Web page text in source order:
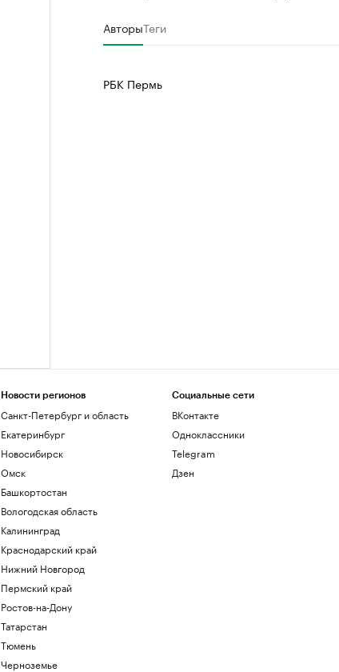
АвторыТеги
РБК Пермь
Новости регионов
Санкт-Петербург и область
Екатеринбург
Новосибирск
Омск
Башкортостан
Вологодская область
Калининград
Краснодарский край
Нижний Новгород
Пермский край
Ростов-на-Дону
Татарстан
Тюмень
Черноземье
Социальные сети
ВКонтакте
Одноклассники
Telegram
Дзен